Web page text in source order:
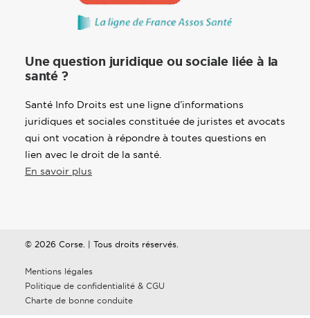
Une question juridique ou sociale liée à la
santé ?
Santé Info Droits est une ligne d’informations
juridiques et sociales constituée de juristes et avocats
qui ont vocation à répondre à toutes questions en
lien avec le droit de la santé.
En savoir plus
© 2026 Corse. | Tous droits réservés.
Mentions légales
Politique de confidentialité & CGU
Charte de bonne conduite